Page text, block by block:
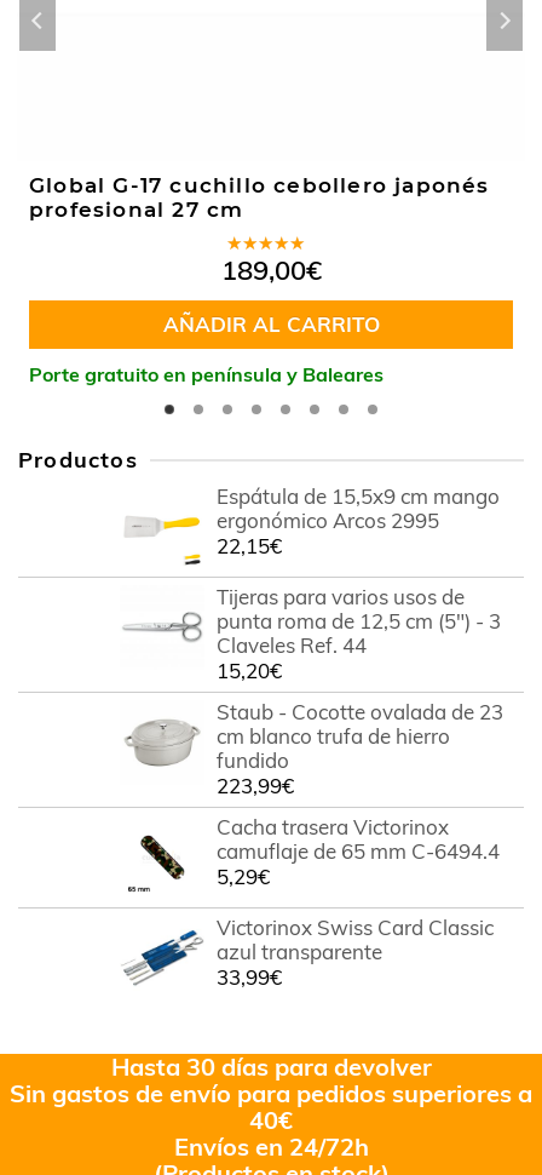
Global G-17 cuchillo cebollero japonés
profesional 27 cm
Valorado
en5.00de
5
189,00€
AÑADIR AL CARRITO
Porte gratuito en península y Baleares
Productos
Espátula de 15,5x9 cm mango
ergonómico Arcos 2995
22,15€
Tijeras para varios usos de
punta roma de 12,5 cm (5") - 3
Claveles Ref. 44
15,20€
Staub - Cocotte ovalada de 23
cm blanco trufa de hierro
fundido
223,99€
Cacha trasera Victorinox
camuflaje de 65 mm C-6494.4
5,29€
Victorinox Swiss Card Classic
azul transparente
33,99€
Hasta 30 días para devolver
Sin gastos de envío para pedidos superiores a
40€
Envíos en 24/72h